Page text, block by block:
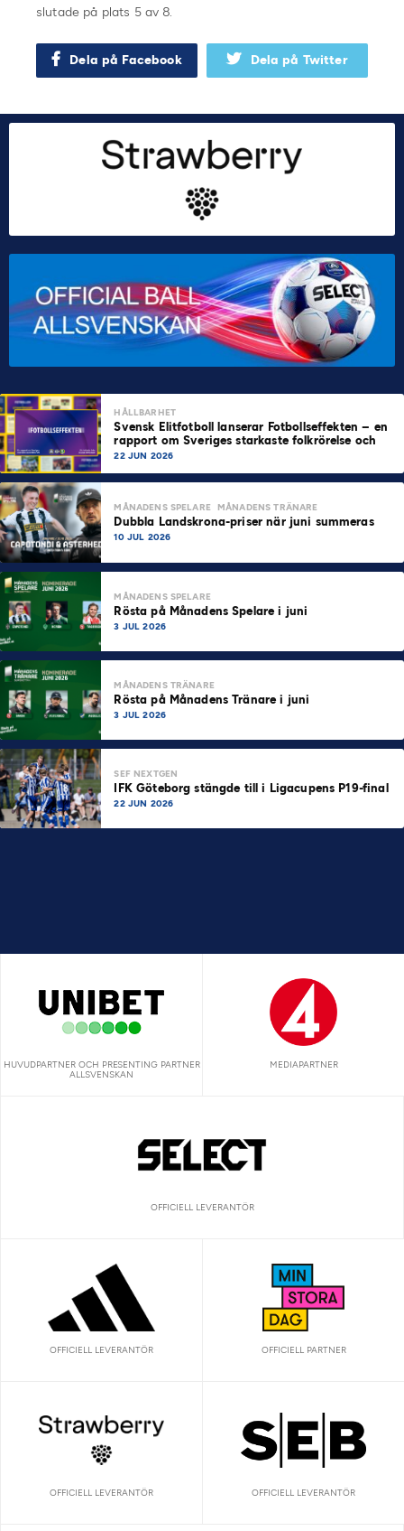
slutade på plats 5 av 8.
Dela på Facebook Dela på Twitter
HÅLLBARHET
Svensk Elitfotboll lanserar Fotbollseffekten – en
rapport om Sveriges starkaste folkrörelse och
samhällskraft
22 JUN 2026
MÅNADENS SPELARE MÅNADENS TRÄNARE
Dubbla Landskrona-priser när juni summeras
10 JUL 2026
MÅNADENS SPELARE
Rösta på Månadens Spelare i juni
3 JUL 2026
MÅNADENS TRÄNARE
Rösta på Månadens Tränare i juni
3 JUL 2026
SEF NEXTGEN
IFK Göteborg stängde till i Ligacupens P19-final
22 JUN 2026
HUVUDPARTNER OCH PRESENTING PARTNER
ALLSVENSKAN
MEDIAPARTNER
OFFICIELL LEVERANTÖR
OFFICIELL LEVERANTÖR OFFICIELL PARTNER
OFFICIELL LEVERANTÖR OFFICIELL LEVERANTÖR